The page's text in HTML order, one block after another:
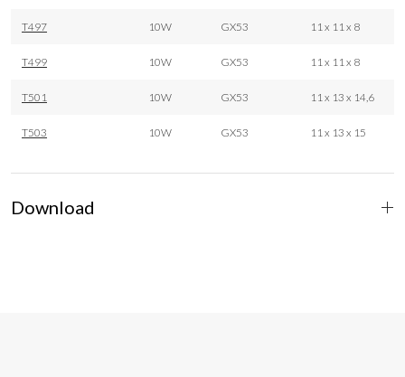
T497 10W GX53 11 x 11 x 8
T499 10W GX53 11 x 11 x 8
T501 10W GX53 11 x 13 x 14,6
T503 10W GX53 11 x 13 x 15
Download